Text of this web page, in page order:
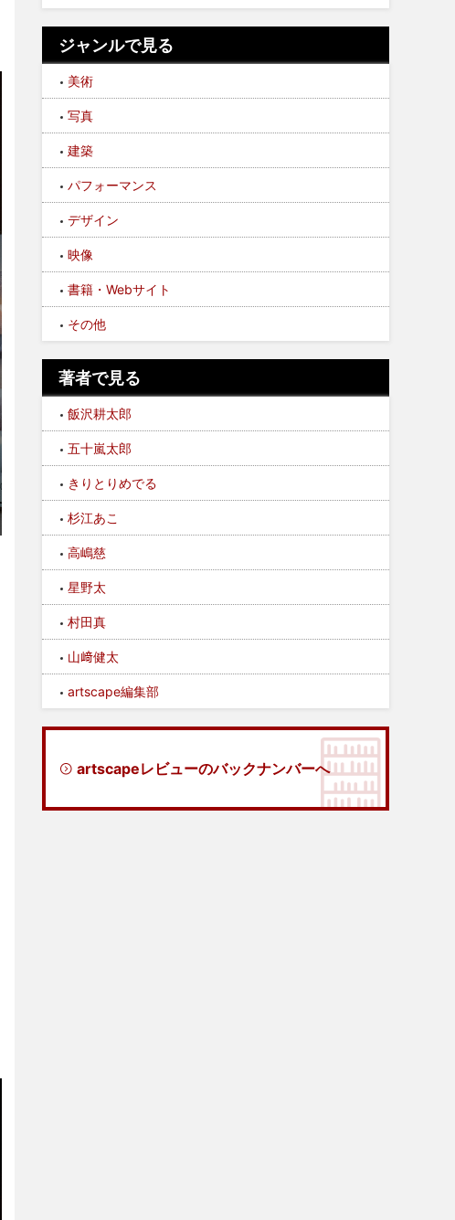
ジャンルで見る
美術
写真
建築
パフォーマンス
デザイン
映像
書籍・Webサイト
その他
著者で見る
飯沢耕太郎
五十嵐太郎
きりとりめでる
杉江あこ
高嶋慈
星野太
村田真
山﨑健太
artscape編集部
artscapeレビューのバックナンバーへ